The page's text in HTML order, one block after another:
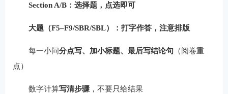
Section A/B：选择题，点选即可
大题（F5–F9/SBR/SBL）：打字作答，注意排版
每一小问分点写、加小标题、最后写结论句 （阅卷重
点）
数字计算写清步骤，不要只给结果